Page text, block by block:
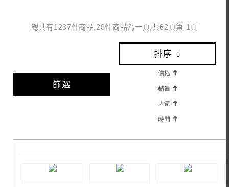
總共有1237件商品,20件商品為一頁,共62頁第 1頁
篩選
排序